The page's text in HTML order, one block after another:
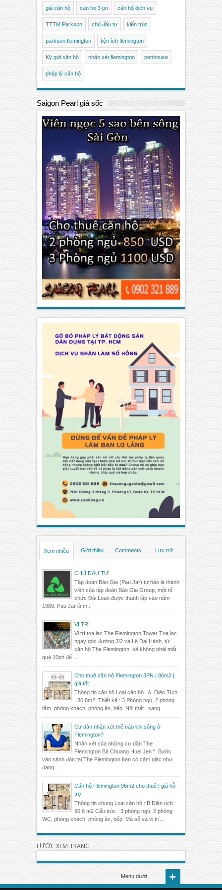
giá căn hộ can ho 3 pn căn hộ dịch vụ
TTTM Parkson chủ đầu tư kiến trúc
parkson flemington tiện ích flemington
Ký gửi căn hộ nhận xét flemington penhouse
pháp lý căn hộ
Saigon Pearl giá sốc
Xem nhiều Giới thiệu Comments Lưu trữ
CHỦ ĐẦU TƯ
Tập đoàn Bảo Gia (Pau Jar) tự hào là thành
viên của tập đoàn Bảo Gia Group, một tổ
chức Đài Loan được thành lập vào năm
1989. Pau Jar là m...
VỊ TRÍ
Vị trí tọa lạc The Flemington Tower Tọa lạc
ngay góc đường 3/2 và Lê Đại Hành, từ
căn hộ The Flemington sẽ không phải mất
quá 10ph để ...
Cho thuê căn hộ Flemington 3PN | 86m2 |
giá tốt
Thông tin căn hộ Loại căn hộ : A. Diện Tích
: 86,8m2. Thiết kế : 3 Phòng ngủ, 2 phòng
tắm, phòng khách, phòng ăn, bếp. Nội thất : sang...
Cư dân nhận xét thế nào khi sống ở
Flemington?
Nhận xét của những cư dân The
Flemington Bà Chuang Huei Jen " Bước
vào sảnh đón tại The Flemington bạn có cảm giác như
đang ...
Căn hộ Flemington 96m2 cho thuê | giá hỗ
trợ
Thông tin chung Loại căn hộ : B Diện tích :
96,6 m2 Cấu trúc : 3 phòng ngủ, 2 phòng
WC, phòng khách, phòng ăn, bếp. Mã số và vị trí...
LƯỢC XEM TRANG
Menu dưới